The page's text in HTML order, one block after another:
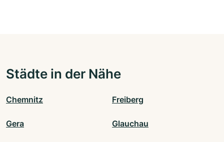
Städte in der Nähe
Chemnitz Freiberg
Gera Glauchau